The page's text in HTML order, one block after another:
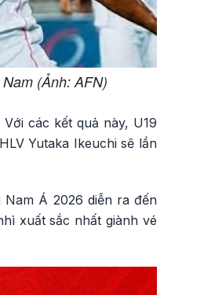
(Ảnh: AFN)
các kết quả này, U19
Yutaka Ikeuchi sẽ lần
Á 2026 diễn ra đến
xuất sắc nhất giành vé